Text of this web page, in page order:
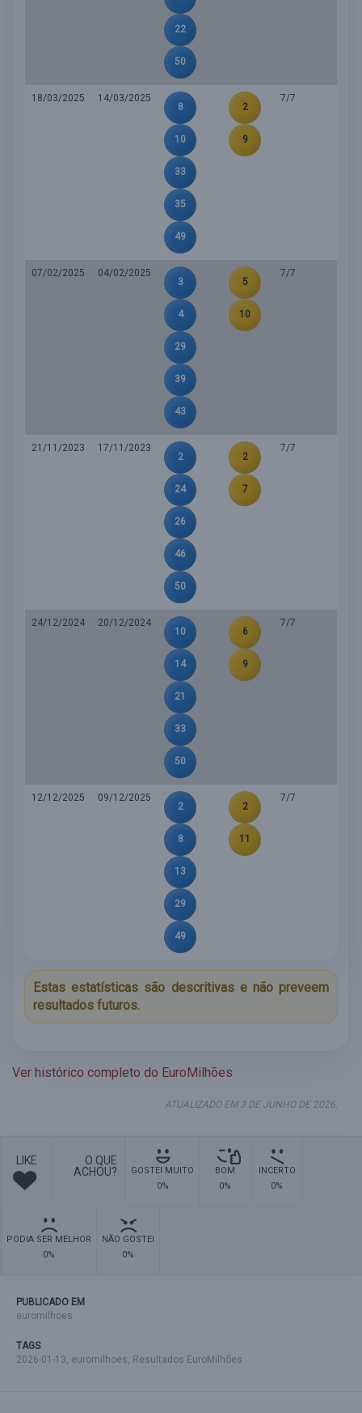
22
50
18/03/2025
14/03/2025
8
10
33
35
49
2
9
7/7
07/02/2025
04/02/2025
3
4
29
39
43
5
10
7/7
21/11/2023
17/11/2023
2
24
26
46
50
2
7
7/7
24/12/2024
20/12/2024
10
14
21
33
50
6
9
7/7
12/12/2025
09/12/2025
2
8
13
29
49
2
11
7/7
Estas estatísticas são descritivas e não preveem
resultados futuros.
Ver histórico completo do EuroMilhões
ATUALIZADO EM 3 DE JUNHO DE 2026.
LIKE
O QUE
ACHOU?
GOSTEI MUITO
0%
BOM
0%
INCERTO
0%
PODIA SER MELHOR
0%
NÃO GOSTEI
0%
PUBLICADO EM
euromilhoes
TAGS
2026-01-13, euromilhoes, Resultados EuroMilhões